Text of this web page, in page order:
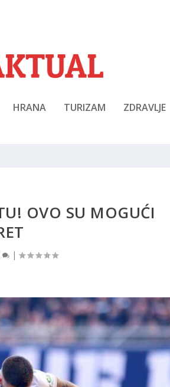
HRANA TURIZAM ZDRAVLJE
OVO SU MOGUĆI
|